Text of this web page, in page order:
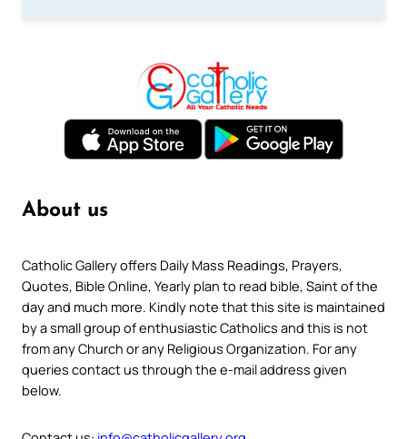
About us
Catholic Gallery offers Daily Mass Readings, Prayers,
Quotes, Bible Online, Yearly plan to read bible, Saint of the
day and much more. Kindly note that this site is maintained
by a small group of enthusiastic Catholics and this is not
from any Church or any Religious Organization. For any
queries contact us through the e-mail address given
below.